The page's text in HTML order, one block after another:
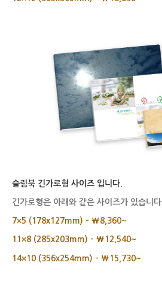
슬림북 긴가로형 사이즈 입니다.
긴가로형은 아래와 같은 사이즈가 있습니다.
7×5 (178x127mm) – ₩8,360~
11×8 (285x203mm) – ₩12,540~
14×10 (356x254mm) – ₩15,730~